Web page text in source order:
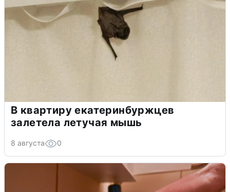
В квартиру екатеринбуржцев
залетела летучая мышь
8 августа 0